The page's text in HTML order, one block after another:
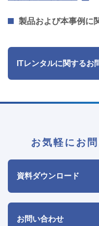
製品および本事例に
ITレンタルに関するお
お気軽にお
資料ダウンロード
お問い合わせ